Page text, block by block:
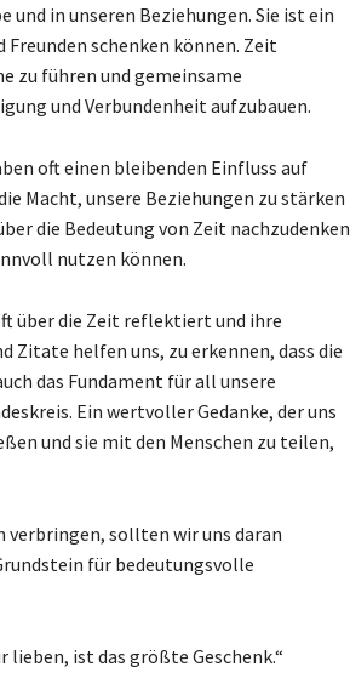
in unseren Beziehungen. Sie ist ein
Freunden schenken können. Zeit
zu führen und gemeinsame
und Verbundenheit aufzubauen.
oft einen bleibenden Einfluss auf
Macht, unsere Beziehungen zu stärken
die Bedeutung von Zeit nachzudenken
nutzen können.
über die Zeit reflektiert und ihre
Zitate helfen uns, zu erkennen, dass die
das Fundament für all unsere
Ein wertvoller Gedanke, der uns
und sie mit den Menschen zu teilen,
verbringen, sollten wir uns daran
für bedeutungsvolle
lieben, ist das größte Geschenk.“